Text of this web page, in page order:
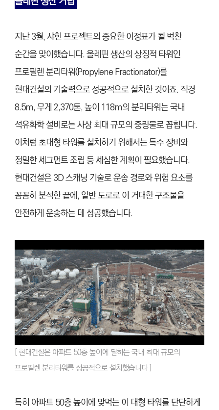
지난 3월, 샤힌 프로젝트의 중요한 이정표가 될 벅찬
순간을 맞이했습니다. 올레핀 생산의 상징적 타워인
프로필렌 분리타워(Propylene Fractionator)를
현대건설의 기술력으로 성공적으로 설치한 것이죠. 직경
8.5m, 무게 2,370톤, 높이 118m의 분리타워는 국내
석유화학 설비로는 사상 최대 규모의 중량물로 꼽힙니다.
이처럼 초대형 타워를 설치하기 위해서는 특수 장비와
정밀한 세그먼트 조립 등 세심한 계획이 필요했습니다.
현대건설은 3D 스캐닝 기술로 운송 경로와 위험 요소를
꼼꼼히 분석한 끝에, 일반 도로로 이 거대한 구조물을
안전하게 운송하는 데 성공했습니다.
[ 현대건설은 아파트 50층 높이에 달하는 국내 최대 규모의
프로필렌 분리타워를 성공적으로 설치했습니다 ]
특히 아파트 50층 높이에 맞먹는 이 대형 타워를 단단하게